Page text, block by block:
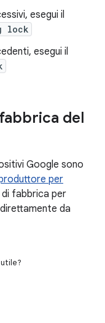
esegui il
lock
esegui il
del
Google sono
per
di fabbrica per
da